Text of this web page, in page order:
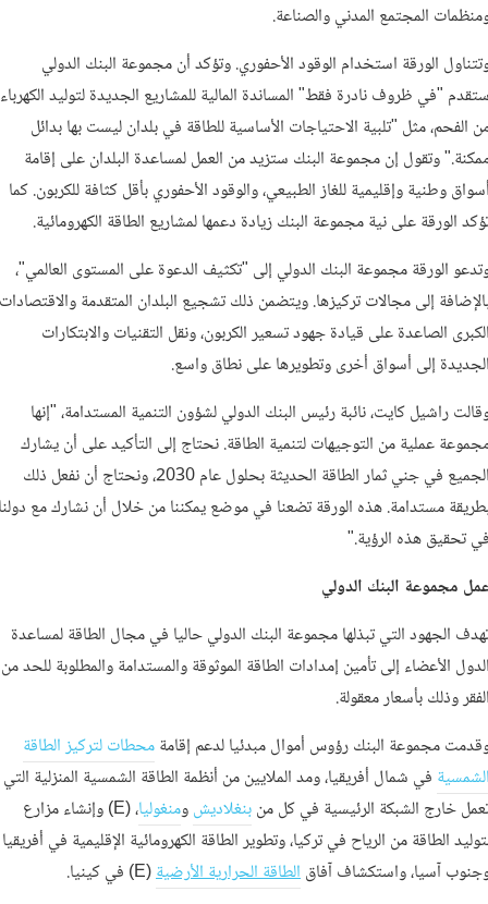
المجتمع المدني والصناعة.
الورقة استخدام الوقود الأحفوري. وتؤكد أن مجموعة البنك الدولي
"في ظروف نادرة فقط" المساندة المالية للمشاريع الجديدة لتوليد الكهرباء
الفحم، مثل "تلبية الاحتياجات الأساسية للطاقة في بلدان ليست بها بدائل
وتقول إن مجموعة البنك ستزيد من العمل لمساعدة البلدان على إقامة
وطنية وإقليمية للغاز الطبيعي، والوقود الأحفوري بأقل كثافة للكربون. كما
الورقة على نية مجموعة البنك زيادة دعمها لمشاريع الطاقة الكهرومائية.
الورقة مجموعة البنك الدولي إلى "تكثيف الدعوة على المستوى العالمي"،
إلى مجالات تركيزها. ويتضمن ذلك تشجيع البلدان المتقدمة
الصاعدة على قيادة جهود تسعير الكربون، ونقل التقنيات والابتكارات
إلى أسواق أخرى وتطويرها على نطاق واسع.
راشيل كايت، نائبة رئيس البنك الدولي لشؤون التنمية المستدامة، "إنها
عملية من التوجيهات لتنمية الطاقة. نحتاج إلى التأكيد على أن يشارك
الجميع في جني ثمار الطاقة الحديثة بحلول عام 2030، ونحتاج أن نفعل ذلك
مستدامة. هذه الورقة تضعنا في موضع يمكننا من خلال أن نشارك مع
تحقيق هذه الرؤية."
مجموعة البنك الدولي
الجهود التي تبذلها مجموعة البنك الدولي حاليا في مجال الطاقة لمساعدة
الأعضاء إلى تأمين إمدادات الطاقة الموثوقة والمستدامة والمطلوبة للحد من
وذلك بأسعار معقولة.
مجموعة البنك رؤوس أموال مبدئيا لدعم إقامةمحطات لتركيز الطاقة
في شمال أفريقيا، ومد الملايين من أنظمة الطاقة الشمسية المنزلية التي
خارج الشبكة الرئيسية في كل منبنغلاديشومنغوليا
، (E) وإنشاء مزارع
الطاقة من الرياح في تركيا، وتطوير الطاقة الكهرومائية الإقليمية في أفريقيا
آسيا، واستكشاف آفاقالطاقة الحرارية الأرضية(E) في كينيا.